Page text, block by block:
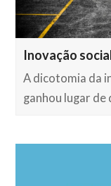
Inovação
A dicotomia da
ganhou lugar